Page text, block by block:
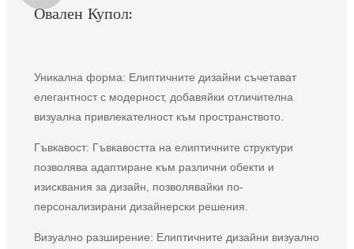
Овален Купол:
Уникална форма: Елиптичните дизайни съчетават
елегантност с модерност, добавяйки отличителна
визуална привлекателност към пространството.
Гъвкавост: Гъвкавостта на елиптичните структури
позволява адаптиране към различни обекти и
изисквания за дизайн, позволявайки по-
персонализирани дизайнерски решения.
Визуално разширение: Елиптичните дизайни визуално